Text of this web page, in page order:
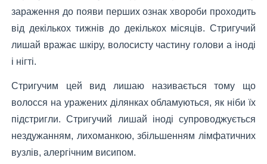
зараження до появи перших ознак хвороби проходить
від декількох тижнів до декількох місяців. Стригучий
лишай вражає шкіру, волосисту частину голови а іноді
і нігті.
Стригучим цей вид лишаю називається тому що
волосся на уражених ділянках обламуються, як ніби їх
підстригли. Стригучий лишай іноді супроводжується
нездужанням, лихоманкою, збільшенням лімфатичних
вузлів, алергічним висипом.